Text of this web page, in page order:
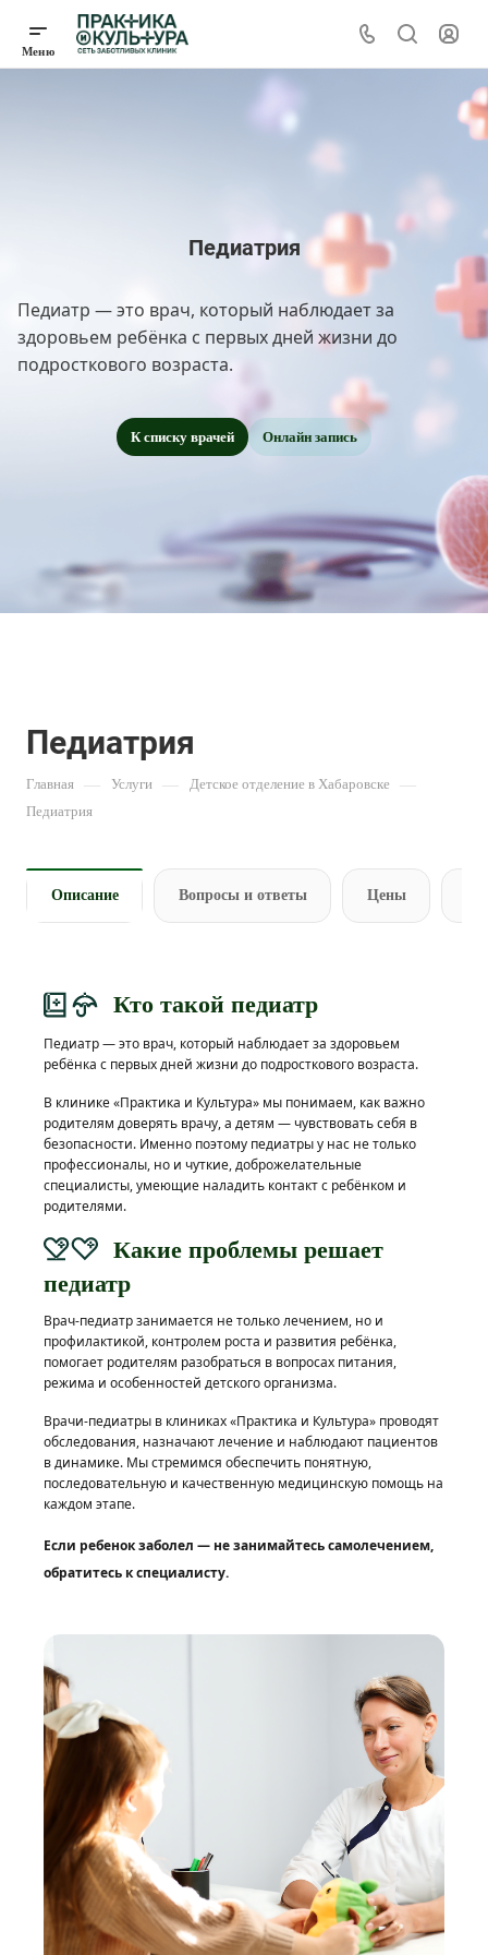
Педиатрия
Педиатр — это врач, который наблюдает за
здоровьем ребёнка с первых дней жизни до
подросткового возраста.
К списку врачей Онлайн запись
Педиатрия
Главная — Услуги — Детское отделение в Хабаровске —
Педиатрия
Описание Вопросы и ответы Цены
Кто такой педиатр
Педиатр — это врач, который наблюдает за здоровьем
ребёнка с первых дней жизни до подросткового возраста.
В клинике «Практика и Культура» мы понимаем, как важно
родителям доверять врачу, а детям — чувствовать себя в
безопасности. Именно поэтому педиатры у нас не только
профессионалы, но и чуткие, доброжелательные
специалисты, умеющие наладить контакт с ребёнком и
родителями.
Какие проблемы решает
педиатр
Врач-педиатр занимается не только лечением, но и
профилактикой, контролем роста и развития ребёнка,
помогает родителям разобраться в вопросах питания,
режима и особенностей детского организма.
Врачи-педиатры в клиниках «Практика и Культура» проводят
обследования, назначают лечение и наблюдают пациентов
в динамике. Мы стремимся обеспечить понятную,
последовательную и качественную медицинскую помощь на
каждом этапе.
Если ребенок заболел — не занимайтесь самолечением,
обратитесь к специалисту.